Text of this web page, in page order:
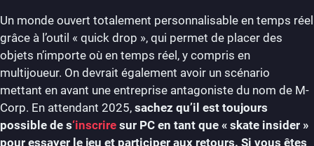
Un monde ouvert totalement personnalisable en temps réel
grâce à l’outil « quick drop », qui permet de placer des
objets n’importe où en temps réel, y compris en
multijoueur. On devrait également avoir un scénario
mettant en avant une entreprise antagoniste du nom de M-
Corp. En attendant 2025, sachez qu’il est toujours
possible de s‘inscrire sur PC en tant que « skate insider »
pour essayer le jeu et participer aux retours. Si vous êtes